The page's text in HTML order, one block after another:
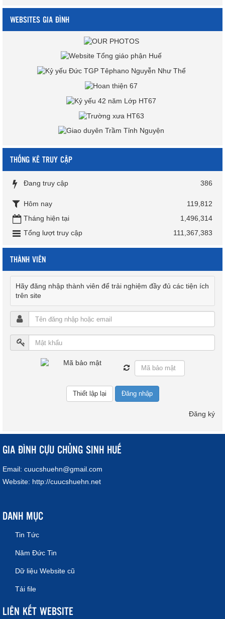
WEBSITES GIA ĐÌNH
THỐNG KÊ TRUY CẬP
Đang truy cập 386
Hôm nay
119,812
Tháng hiện tại
1,496,314
Tổng lượt truy cập
111,367,383
THÀNH VIÊN
Hãy đăng nhập thành viên để trải nghiệm đầy đủ các tiện ích
trên site
Đăng nhập
Đăng ký
GIA ĐÌNH CỰU CHỦNG SINH HUẾ
Email: cuucshuehn@gmail.com
Website: http://cuucshuehn.net
DANH MỤC
Tin Tức
Năm Đức Tin
Dữ liệu Website cũ
Tải file
LIÊN KẾT WEBSITE